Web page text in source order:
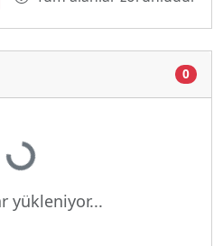
0
yükleniyor...